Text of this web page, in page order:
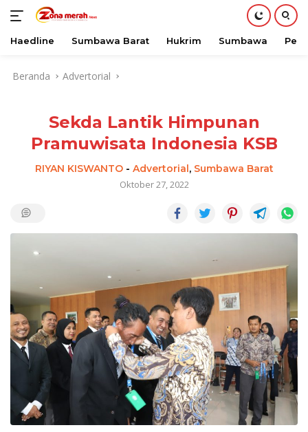
Haedline Sumbawa Barat Hukrim Sumbawa
Beranda Advertorial
Sekda Lantik Himpunan
Pramuwisata Indonesia KSB
RIYAN KISWANTO- Advertorial, Sumbawa Barat
Oktober 27, 2022